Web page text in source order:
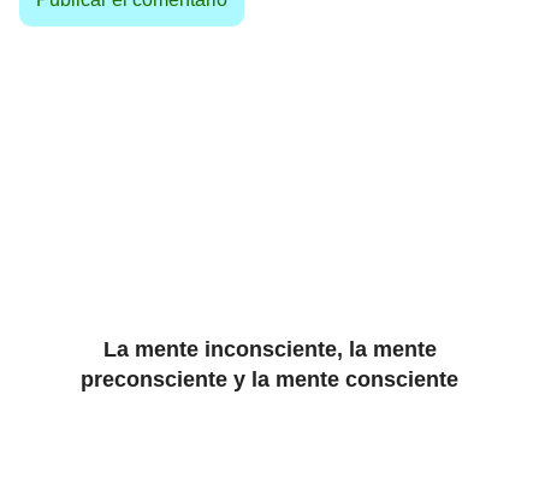
La mente inconsciente, la mente
preconsciente y la mente consciente